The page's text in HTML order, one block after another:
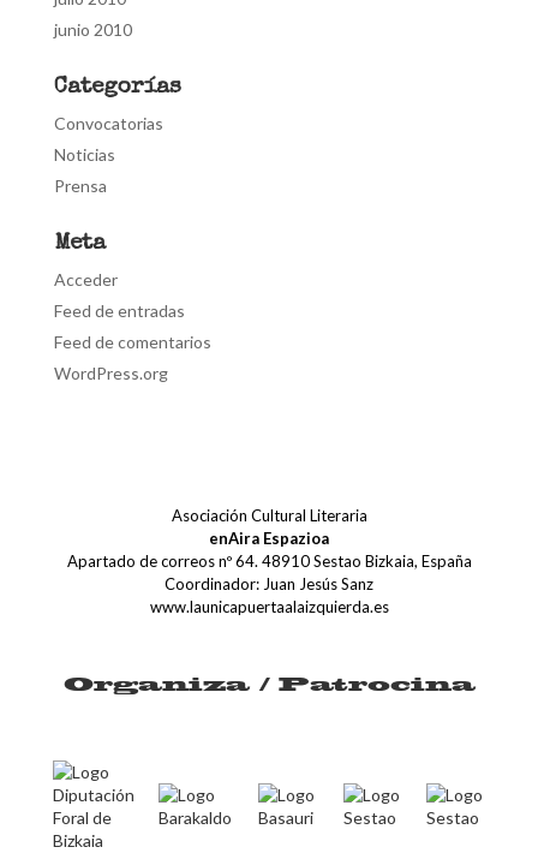
junio 2010
Categorías
Convocatorias
Noticias
Prensa
Meta
Acceder
Feed de entradas
Feed de comentarios
WordPress.org
Asociación Cultural Literaria
enAira Espazioa
Apartado de correos nº 64. 48910 Sestao Bizkaia, España
Coordinador: Juan Jesús Sanz
www.launicapuertaalaizquierda.es
Organiza / Patrocina